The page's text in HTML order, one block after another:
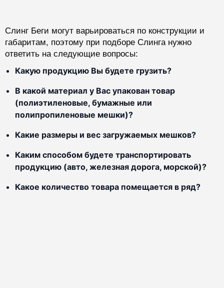
Слинг Беги могут варьироваться по конструкции и
габаритам, поэтому при подборе Слинга нужно
ответить на следующие вопросы:
Какую продукцию Вы будете грузить?
В какой материал у Вас упакован товар
(полиэтиленовые, бумажные или
полипропиленовые мешки)?
Какие размеры и вес загружаемых мешков?
Каким способом будете транспортировать
продукцию (авто, железная дорога, морской)?
Какое количество товара помещается в ряд?